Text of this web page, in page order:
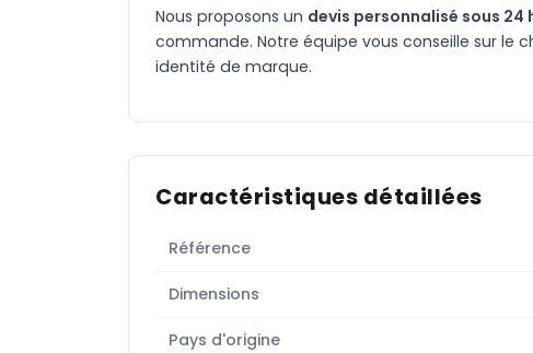
Nous proposons un devis personnalisé sous 24
commande. Notre équipe vous conseille sur le
identité de marque.
Caractéristiques détaillées
Référence
Dimensions
Pays d'origine